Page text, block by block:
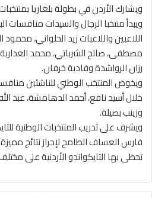
ويشارك الأردن في بطولة بلغاريا
ويبدأ منتخبا الرجال والسيدات
اللاعبين واللاعبات زيد الحلواني، محمود
مصطفى، صالح الشرباتي، محمد
رزان الرواشدة وفادية خرفان.
ويخوض المنتخب الوطني للناشئين
خلال أسيد نافع، أحمد الدهامشة، عبد
وزينب بصيلة.
ويشرف على تدريب المنتخبات الوطنية
فارس العساف الطامح لإحراز نتائج
تحظى بها التايكواندو الأردنية على